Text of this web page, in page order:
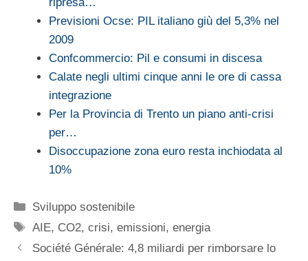
Previsioni Ocse: PIL italiano giù del 5,3% nel
2009
Confcommercio: Pil e consumi in discesa
Calate negli ultimi cinque anni le ore di cassa
integrazione
Per la Provincia di Trento un piano anti-crisi
per…
Disoccupazione zona euro resta inchiodata al
10%
Categorie
Sviluppo sostenibile
Tag
AIE, CO2,crisi,emissioni,energia
Société Générale: 4,8 miliardi per rimborsare lo